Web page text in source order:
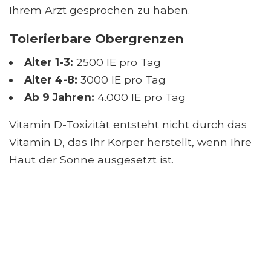
Ihrem Arzt gesprochen zu haben.
Tolerierbare Obergrenzen
Alter 1-3: 2500 IE pro Tag
Alter 4-8: 3000 IE pro Tag
Ab 9 Jahren: 4.000 IE pro Tag
Vitamin D-Toxizität entsteht nicht durch das
Vitamin D, das Ihr Körper herstellt, wenn Ihre
Haut der Sonne ausgesetzt ist.